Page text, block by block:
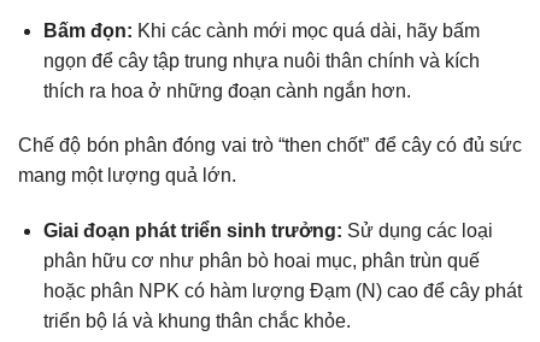
Bấm đọn: Khi các cành mới mọc quá dài, hãy bấm
ngọn để cây tập trung nhựa nuôi thân chính và kích
thích ra hoa ở những đoạn cành ngắn hơn.
Chế độ bón phân đóng vai trò “then chốt” để cây có đủ sức
mang một lượng quả lớn.
Giai đoạn phát triển sinh trưởng: Sử dụng các loại
phân hữu cơ như phân bò hoai mục, phân trùn quế
hoặc phân NPK có hàm lượng Đạm (N) cao để cây phát
triển bộ lá và khung thân chắc khỏe.